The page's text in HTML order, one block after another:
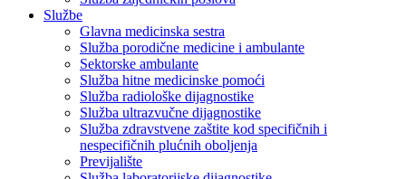
Službe
Glavna medicinska sestra
Služba porodične medicine i ambulante
Sektorske ambulante
Služba hitne medicinske pomoći
Služba radiološke dijagnostike
Služba ultrazvučne dijagnostike
Služba zdravstvene zaštite kod specifičnih i
nespecifičnih plućnih oboljenja
Previjalište